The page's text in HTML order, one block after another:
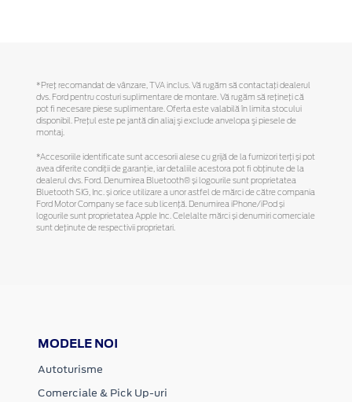
*Preţ recomandat de vânzare, TVA inclus. Vă rugăm să contactaţi dealerul
dvs. Ford pentru costuri suplimentare de montare. Vă rugăm să reţineţi că
pot fi necesare piese suplimentare. Oferta este valabilă în limita stocului
disponibil. Preţul este pe jantă din aliaj şi exclude anvelopa şi piesele de
montaj.
*Accesoriile identificate sunt accesorii alese cu grijă de la furnizori terți și pot
avea diferite condiții de garanție, iar detaliile acestora pot fi obținute de la
dealerul dvs. Ford. Denumirea Bluetooth® și logourile sunt proprietatea
Bluetooth SIG, Inc. și orice utilizare a unor astfel de mărci de către compania
Ford Motor Company se face sub licență. Denumirea iPhone/iPod și
logourile sunt proprietatea Apple Inc. Celelalte mărci și denumiri comerciale
sunt deținute de respectivii proprietari.
MODELE NOI
Autoturisme
Comerciale & Pick Up-uri